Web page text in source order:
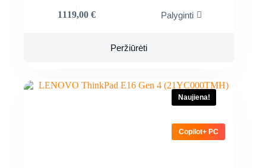
1119,00 € Palyginti
Peržiūrėti
Naujiena!
Copilot+ PC